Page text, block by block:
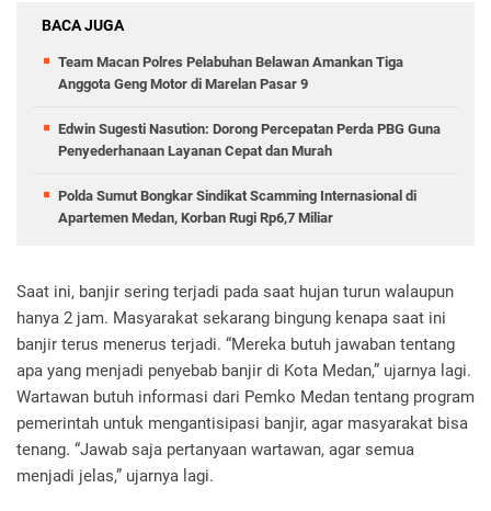
BACA JUGA
Team Macan Polres Pelabuhan Belawan Amankan Tiga
Anggota Geng Motor di Marelan Pasar 9
Edwin Sugesti Nasution: Dorong Percepatan Perda PBG Guna
Penyederhanaan Layanan Cepat dan Murah
Polda Sumut Bongkar Sindikat Scamming Internasional di
Apartemen Medan, Korban Rugi Rp6,7 Miliar
Saat ini, banjir sering terjadi pada saat hujan turun walaupun
hanya 2 jam. Masyarakat sekarang bingung kenapa saat ini
banjir terus menerus terjadi. “Mereka butuh jawaban tentang
apa yang menjadi penyebab banjir di Kota Medan,” ujarnya lagi.
Wartawan butuh informasi dari Pemko Medan tentang program
pemerintah untuk mengantisipasi banjir, agar masyarakat bisa
tenang. “Jawab saja pertanyaan wartawan, agar semua
menjadi jelas,” ujarnya lagi.